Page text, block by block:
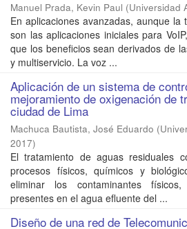
Manuel Prada, Kevin Paul (Universidad
En aplicaciones avanzadas, aunque la
son las aplicaciones iniciales para
que los beneficios sean derivados de
y multiservicio. La voz ...
Aplicación de un sistema de
mejoramiento de oxigenación de
ciudad de Lima
Machuca Bautista, José Eduardo (
2017)
El tratamiento de aguas residuales
procesos físicos, químicos y
eliminar los contaminantes
presentes en el agua efluente del ...
Diseño de una red de